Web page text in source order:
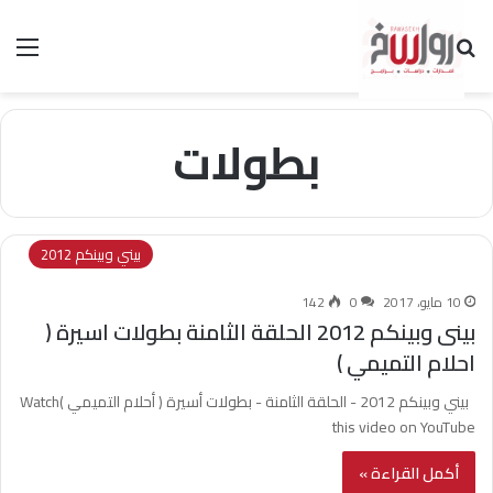
بحث عن
بطولات
بيني وبينكم 2012
10 مايو، 2017 0
142
بينى وبينكم 2012 الحلقة الثامنة بطولات اسيرة (
احلام التميمي )
بيني وبينكم 2012 - الحلقة الثامنة - بطولات أسيرة ( أحلام التميمي )Watch
this video on YouTube
أكمل القراءة »